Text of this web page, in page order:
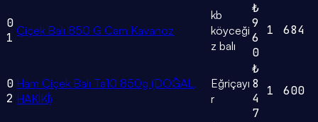
0
1 Çiçek Balı 850 G Cam Kavanoz
kb
köyceği
z balı
₺
9
6
0
1 684
0
2
Ham Çiçek Balı Ta10 850g (DOĞAL,
HAKİKİ)
Eğriçayı
r
₺
8
4
7
1 600